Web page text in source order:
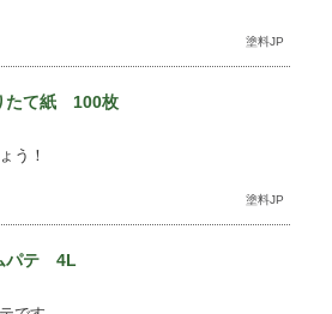
塗料JP
たて紙 100枚
う！
塗料JP
パテ 4L